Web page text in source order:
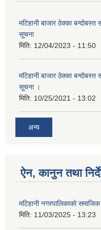
मटिहानी बाजार ठेक्का बन्दोबस्त
सूचना
मिति: 12/04/2023 - 11:50
मटिहानी बाजार ठेक्का बन्दोबस्त
सूचना ।
मिति: 10/25/2021 - 13:02
अन्य
ऐन, कानुन तथा
मटिहानी नगरपालिकाको
मिति: 11/03/2025 - 13:23